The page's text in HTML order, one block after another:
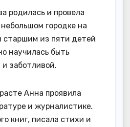
родилась и провела
городке на
старшим из пяти детей
научилась быть
заботливой.
Анна проявила
и журналистике.
книг, писала стихи и